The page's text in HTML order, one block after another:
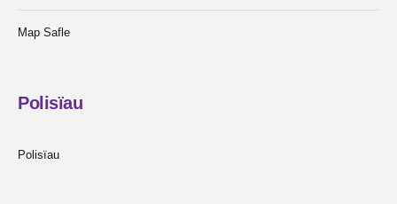
Map Safle
Polisïau
Polisïau